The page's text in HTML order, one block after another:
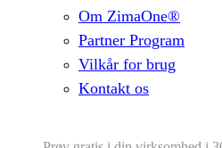
Om ZimaOne®
Partner Program
Vilkår for brug
Kontakt os